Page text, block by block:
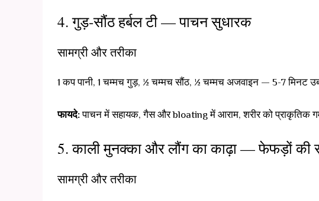
4. गुड़-सौंठ हर्बल टी — पाचन सुधारक
सामग्री और तरीका
1 कप पानी, 1 चम्मच गुड़, ½ चम्मच सौंठ, ½ चम्मच अजवाइन — 5-7 मिनट
फायदे:पाचन में सहायक, गैस और bloating में आराम, शरीर को प्राकृतिक
5. काली मुनक्का और लौंग का काढ़ा — फेफड़ों की
सामग्री और तरीका